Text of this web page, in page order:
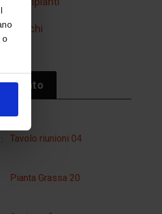
o
giochi
cliccato
Tavolo riunioni 04
Pianta Grassa 20